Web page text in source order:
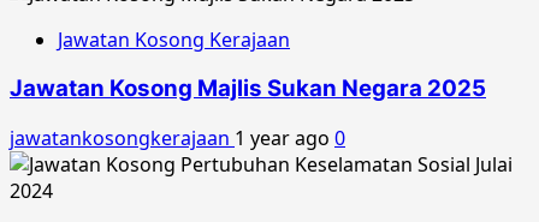
Jawatan Kosong Kerajaan
Jawatan Kosong Majlis Sukan Negara 2025
jawatankosongkerajaan 1 year ago 0